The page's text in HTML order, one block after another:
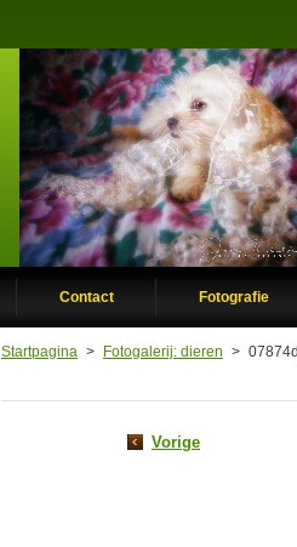
Contact Fotografie
Startpagina > Fotogalerij: dieren >
Vorige